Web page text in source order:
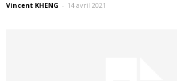
Vincent KHENG - 14 avril 2021